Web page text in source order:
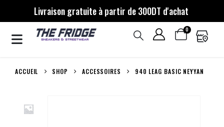
Livraison gratuite à partir de 300DT d'achat
0
ACCUEIL SHOP ACCESSOIRES 940 LEAG BASIC NEYYAN